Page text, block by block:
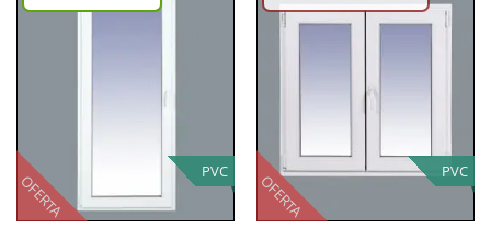
OFERTA
PVC
OFERTA
PVC
Afegeix
llista